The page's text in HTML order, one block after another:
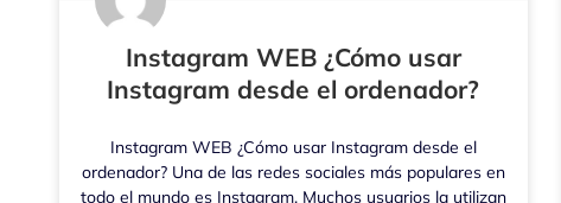
Instagram WEB ¿Cómo usar
Instagram desde el ordenador?
Instagram WEB ¿Cómo usar Instagram desde el
ordenador? Una de las redes sociales más populares en
todo el mundo es Instagram. Muchos usuarios la utilizan